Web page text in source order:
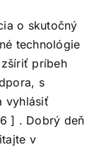
o skutočný
technológie
príbeh
s
vyhlásiť
] . Dobrý deň
v